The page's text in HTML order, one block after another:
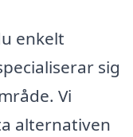
enkelt
sig
Vi
alternativen